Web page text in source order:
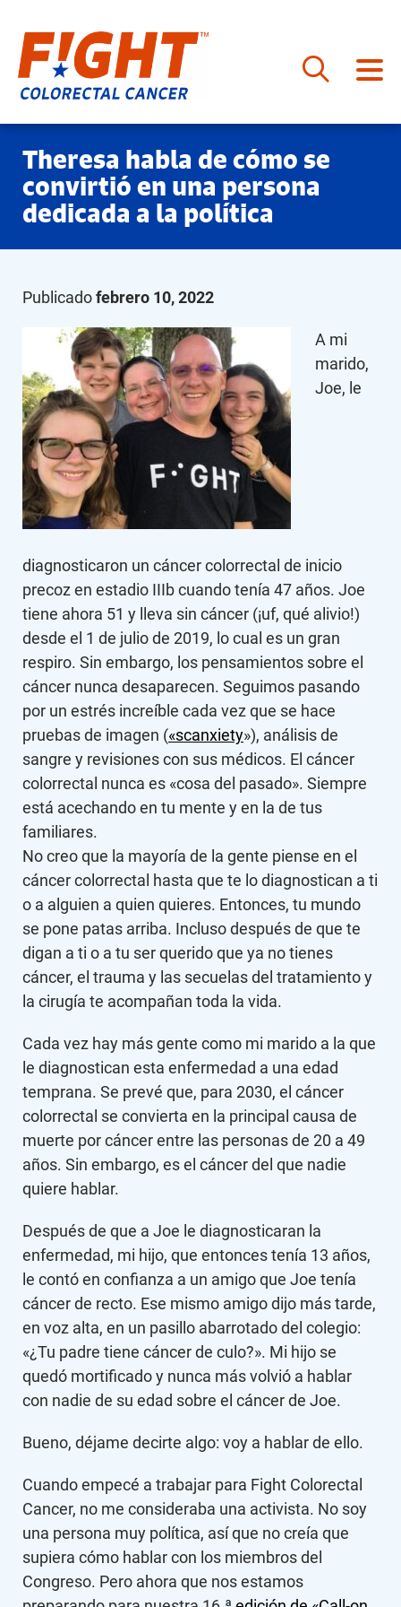
contenido
Theresa habla de cómo se
convirtió en una persona
dedicada a la política
Publicadofebrero 10, 2022
A mi
marido,
Joe, le
diagnosticaron un cáncer colorrectal de inicio
precoz en estadio IIIb cuando tenía 47 años. Joe
tiene ahora 51 y lleva sin cáncer (¡uf, qué alivio!)
desde el 1 de julio de 2019, lo cual es un gran
respiro. Sin embargo, los pensamientos sobre el
cáncer nunca desaparecen. Seguimos pasando
por un estrés increíble cada vez que se hace
pruebas de imagen («scanxiety»), análisis de
sangre y revisiones con sus médicos. El cáncer
colorrectal nunca es «cosa del pasado». Siempre
está acechando en tu mente y en la de tus
familiares.
No creo que la mayoría de la gente piense en el
cáncer colorrectal hasta que te lo diagnostican a ti
o a alguien a quien quieres. Entonces, tu mundo
se pone patas arriba. Incluso después de que te
digan a ti o a tu ser querido que ya no tienes
cáncer, el trauma y las secuelas del tratamiento y
la cirugía te acompañan toda la vida.
Cada vez hay más gente como mi marido a la que
le diagnostican esta enfermedad a una edad
temprana. Se prevé que, para 2030, el cáncer
colorrectal se convierta en la principal causa de
muerte por cáncer entre las personas de 20 a 49
años. Sin embargo, es el cáncer del que nadie
quiere hablar.
Después de que a Joe le diagnosticaran la
enfermedad, mi hijo, que entonces tenía 13 años,
le contó en confianza a un amigo que Joe tenía
cáncer de recto. Ese mismo amigo dijo más tarde,
en voz alta, en un pasillo abarrotado del colegio:
«¿Tu padre tiene cáncer de culo?». Mi hijo se
quedó mortificado y nunca más volvió a hablar
con nadie de su edad sobre el cáncer de Joe.
Bueno, déjame decirte algo: voy a hablar de ello.
Cuando empecé a trabajar para Fight Colorectal
Cancer, no me consideraba una activista. No soy
una persona muy política, así que no creía que
supiera cómo hablar con los miembros del
Congreso. Pero ahora que nos estamos